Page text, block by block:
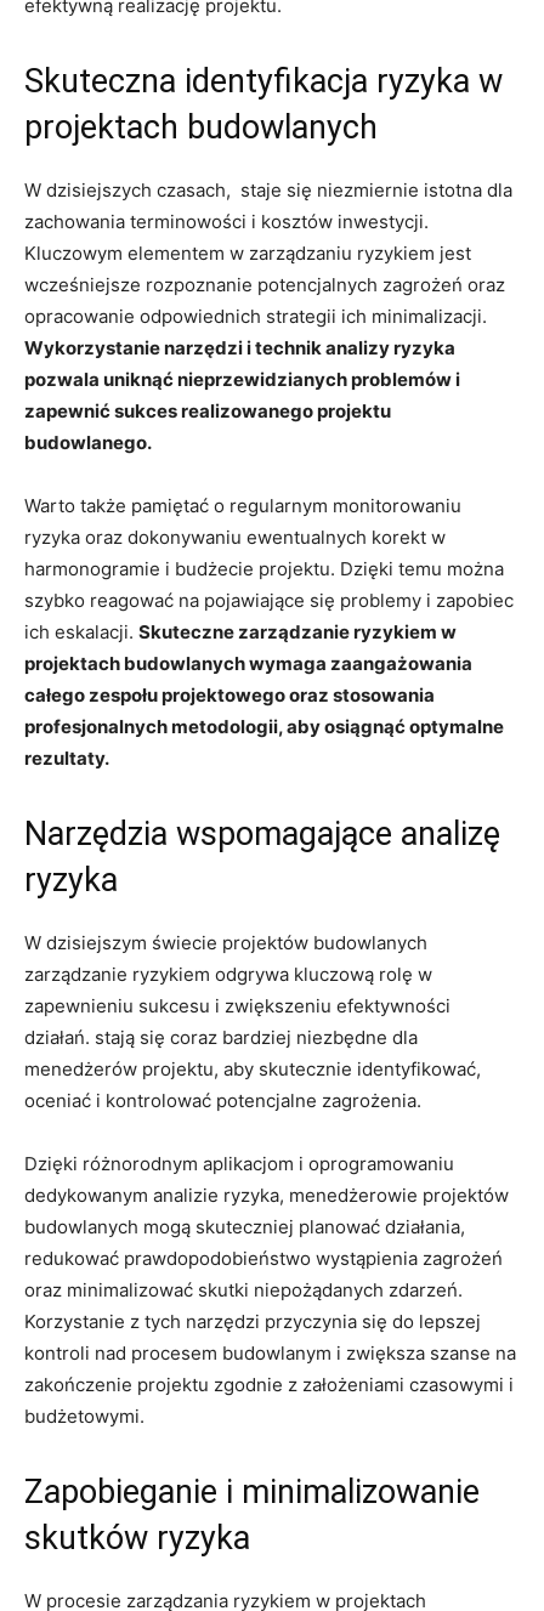
⁤efektywną realizację projektu.
Skuteczna⁣ identyfikacja ryzyka w
projektach budowlanych
W dzisiejszych czasach, ⁣ staje się niezmiernie istotna dla
zachowania terminowości i kosztów inwestycji.
Kluczowym elementem w zarządzaniu​ ryzykiem jest
wcześniejsze rozpoznanie potencjalnych zagrożeń⁣ oraz
opracowanie⁢ odpowiednich ⁣strategii ich minimalizacji.
Wykorzystanie⁤ narzędzi i technik​ analizy ryzyka
pozwala uniknąć nieprzewidzianych⁢ problemów i⁤
zapewnić sukces realizowanego projektu
budowlanego.
Warto także ⁣pamiętać o regularnym monitorowaniu
ryzyka oraz dokonywaniu ‍ewentualnych korekt⁤ w
harmonogramie i budżecie projektu. Dzięki temu można
szybko reagować na pojawiające się‍ problemy i⁣ zapobiec
ich eskalacji. Skuteczne zarządzanie ‍ryzykiem w
projektach budowlanych wymaga zaangażowania
całego zespołu projektowego oraz stosowania
profesjonalnych metodologii, aby‌ osiągnąć optymalne
rezultaty.
Narzędzia wspomagające analizę
ryzyka
W dzisiejszym świecie⁤ projektów ⁢budowlanych
zarządzanie ryzykiem odgrywa kluczową rolę w
zapewnieniu sukcesu i zwiększeniu⁤ efektywności
działań. stają​ się coraz bardziej niezbędne dla
menedżerów projektu, aby ⁤skutecznie identyfikować,
⁣oceniać i kontrolować potencjalne zagrożenia.
Dzięki różnorodnym ⁤aplikacjom i oprogramowaniu
dedykowanym analizie ​ryzyka, menedżerowie projektów
budowlanych‍ mogą skuteczniej ‍planować działania,
redukować prawdopodobieństwo‍ wystąpienia zagrożeń
oraz minimalizować‌ skutki​ niepożądanych zdarzeń.
Korzystanie z tych ⁤narzędzi przyczynia się do⁣ lepszej
kontroli nad⁢ procesem budowlanym i‍ zwiększa szanse na
zakończenie projektu zgodnie z‌ założeniami czasowymi i
budżetowymi.
Zapobieganie i minimalizowanie
skutków ryzyka
W procesie zarządzania ryzykiem w projektach